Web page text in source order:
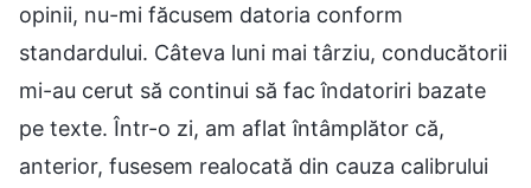
opinii, nu-mi făcusem datoria conform
standardului. Câteva luni mai târziu, conducătorii
mi-au cerut să continui să fac îndatoriri bazate
pe texte. Într-o zi, am aflat întâmplător că,
anterior, fusesem realocată din cauza calibrului